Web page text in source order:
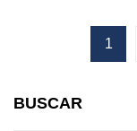
VISITA
1
BUSCAR